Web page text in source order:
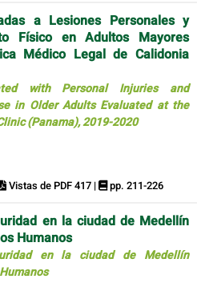
a Lesiones Personales y
Físico en Adultos Mayores
Médico Legal de Calidonia
with Personal Injuries and
in Older Adults Evaluated at the
(Panama), 2019-2020
Vistas de PDF 417 | pp. 211-226
en la ciudad de Medellín
Humanos
en la ciudad de Medellín